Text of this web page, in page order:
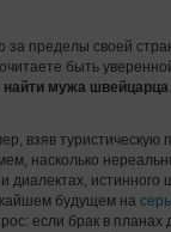
за пределы своей
быть
найти мужа швейцарца
взяв туристическую
насколько
будущем на
если брак в планах